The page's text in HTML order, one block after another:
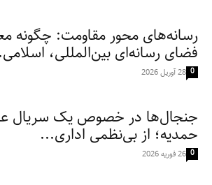
رسانه‌های محور مقاومت: چگونه
فضای رسانه‌ای بین‌المللی،
28 آوریل 2026 0
جنجال‌ها در خصوص یک سریال
حمدیه؛ از بی‌نظمی اداری...
26 فوریه 2026 0